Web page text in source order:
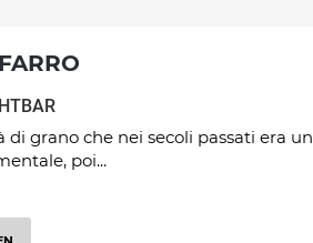
di grano che nei secoli passati era un
poi...